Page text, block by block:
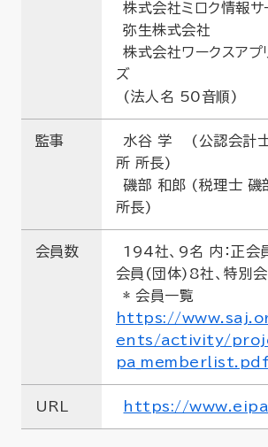
株式会社ミロク情報サ
弥生株式会社
株式会社ワークスアプ
ズ
(法人名 50音順)
監事
水谷 学 (公認会計
所 所長)
磯部 和郎 (税理士 磯
所長)
会員数
194社、9名 内：正会
会員(団体)8社、特別
* 会員一覧
https://
ents/activity/
URL https://